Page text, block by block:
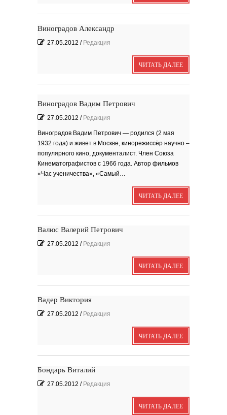
Я видела бога
Исповедь 2.
Дорогие друзья! В 2018 году
исполняется 95 лет...
29 марта, в преддверии
Виноградов Александр
27.05.2012 / Редакция
ЧИТАТЬ ДАЛЕЕ
Виноградов Вадим Петрович
27.05.2012 / Редакция
Виноградов Вадим Петрович — родился (2 мая
1932 года) и живет в Москве, кинорежиссёр научно –
популярного кино, документалист. Член Союза
Кинематографистов с 1966 года. Автор фильмов
«Час ученичества», «Самый…
ЧИТАТЬ ДАЛЕЕ
Валюс Валерий Петрович
27.05.2012 / Редакция
ЧИТАТЬ ДАЛЕЕ
Вадер Виктория
27.05.2012 / Редакция
ЧИТАТЬ ДАЛЕЕ
Бондарь Виталий
27.05.2012 / Редакция
ЧИТАТЬ ДАЛЕЕ